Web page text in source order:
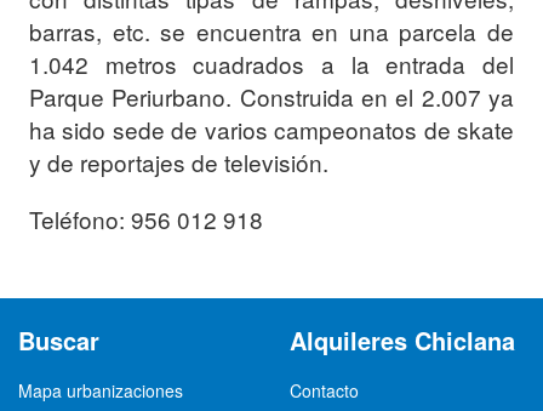
barras, etc. se encuentra en una parcela de
1.042 metros cuadrados a la entrada del
Parque Periurbano. Construida en el 2.007 ya
ha sido sede de varios campeonatos de skate
y de reportajes de televisión.
Teléfono: 956 012 918
Buscar
Mapa urbanizaciones
Alquileres Chiclana
Contacto